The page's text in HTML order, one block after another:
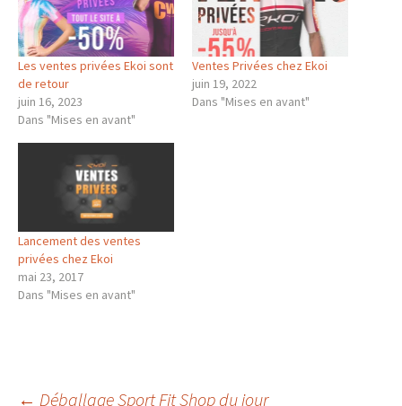
Les ventes privées Ekoi sont
de retour
juin 16, 2023
Dans "Mises en avant"
Ventes Privées chez Ekoi
juin 19, 2022
Dans "Mises en avant"
Lancement des ventes
privées chez Ekoi
mai 23, 2017
Dans "Mises en avant"
← Déballage Sport Fit Shop du jour